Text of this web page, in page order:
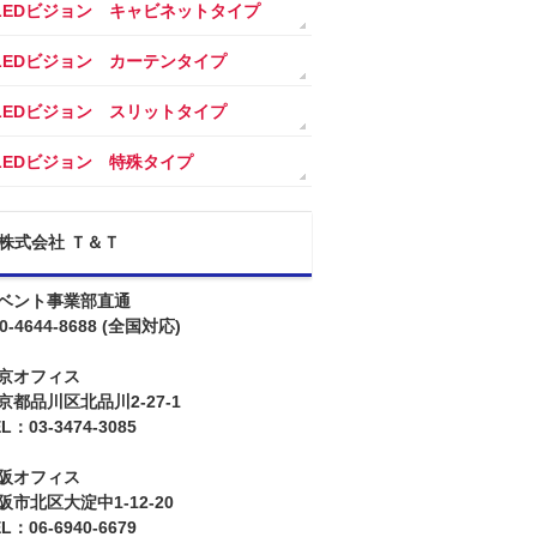
ビジョン キャビネットタイプ
ビジョン カーテンタイプ
ビジョン スリットタイプ
ビジョン 特殊タイプ
式会社 Ｔ＆Ｔ
ント事業部直通
4644-8688 (全国対応)
オフィス
都品川区北品川2-27-1
：03-3474-3085
オフィス
市北区大淀中1-12-20
：06-6940-6679